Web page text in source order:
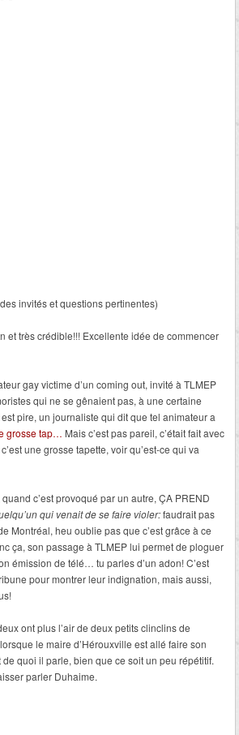
invités et questions pertinentes)
et très crédible!!! Excellente idée de commencer
gay victime d’un coming out, invité à TLMEP
qui ne se gênaient pas, à une certaine
pire, un journaliste qui dit que tel animateur a
grosse tap… Mais c’est pas pareil, c’était fait avec
une grosse tapette, voir qu’est-ce qui va
c’est provoqué par un autre, ÇA PREND
qui venait de se faire violer:faudrait pas
Montréal, heu oublie pas que c’est grâce à ce
ça, son passage à TLMEP lui permet de ploguer
émission de télé… tu parles d’un adon! C’est
pour montrer leur indignation, mais aussi,
ont plus l’air de deux petits clinclins de
le maire d’Hérouxville est allé faire son
quoi il parle, bien que ce soit un peu répétitif.
parler Duhaime.